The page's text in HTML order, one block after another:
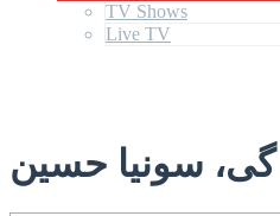
TV Shows
Live TV
سونیا حسین